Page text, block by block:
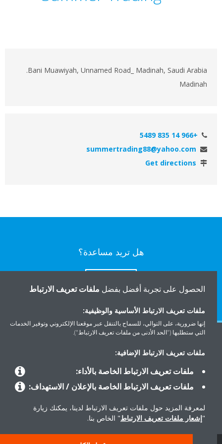
Bani Muawiyah, Unnamed Road_ Madinah, Saudi Arabia.
Madinah
+966 14 835 5489
summertrading88@yahoo.com
Get directions
هل تريد مساعدة؟
حول دايكن
الحصول على تجربة أفضل بفضل ملفات تعريف الارتباط
ملفات تعريف الارتباط الأساسية والوظيفية:
إنها ضرورية، على التوالي، للسماح بالتنقل عبر موقعنا الإلكتروني وتوفير الخدمات
التي ستطلبها ("الحد الأدنى من ملفات تعريف الارتباط").
ملفات تعريف الارتباط الإضافية:
ملفات تعريف الارتباط الخاصة بالأداء:
ملفات تعريف الارتباط الخاصة بالإعلان / الاستهداف:
لمعرفة المزيد حول ملفات تعريف الارتباط لدينا، يمكنك زيارة
إشعار ملفات تعريف الارتباط" الخاص بنا.